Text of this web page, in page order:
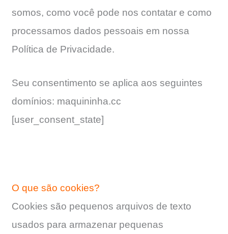
somos, como você pode nos contatar e como
processamos dados pessoais em nossa
Política de Privacidade.
Seu consentimento se aplica aos seguintes
domínios: maquininha.cc
[user_consent_state]
O que são cookies?
Cookies são pequenos arquivos de texto
usados ​​para armazenar pequenas